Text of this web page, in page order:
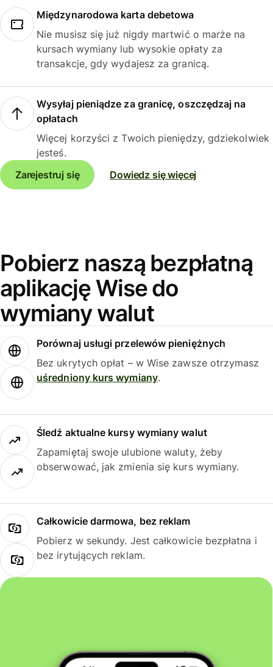
Międzynarodowa karta debetowa
Nie musisz się już nigdy martwić o marże na
kursach wymiany lub wysokie opłaty za
transakcje, gdy wydajesz za granicą.
Wysyłaj pieniądze za granicę, oszczędzaj na
opłatach
Więcej korzyści z Twoich pieniędzy, gdziekolwiek
jesteś.
Zarejestruj się
Dowiedz się więcej
Pobierz naszą bezpłatną
aplikację Wise do
wymiany walut
Porównaj usługi przelewów pieniężnych
Bez ukrytych opłat – w Wise zawsze otrzymasz
uśredniony kurs wymiany.
Śledź aktualne kursy wymiany walut
Zapamiętaj swoje ulubione waluty, żeby
obserwować, jak zmienia się kurs wymiany.
Całkowicie darmowa, bez reklam
Pobierz w sekundy. Jest całkowicie bezpłatna i
bez irytujących reklam.